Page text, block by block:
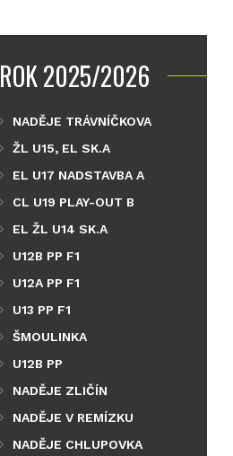
ROK 2025/2026
NADĚJE TRÁVNÍČKOVA
ŽL U15, EL SK.A
EL U17 NADSTAVBA A
CL U19 PLAY-OUT B
EL ŽL U14 SK.A
U12B PP F1
U12A PP F1
U13 PP F1
ŠMOULINKA
U12B PP
NADĚJE ZLIČÍN
NADĚJE V REMÍZKU
NADĚJE CHLUPOVKA